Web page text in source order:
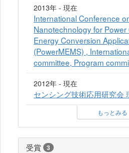
2013年 - 現在
International Conference
Nanotechnology for
Energy Conversion
(PowerMEMS) ,
committee, Program
2012年 - 現在
センシング技術応用研究会
もっとみる
受賞 3